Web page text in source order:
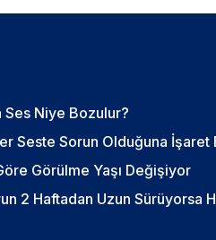
Ses Niye Bozulur?
Seste Sorun Olduğuna İşaret
Görülme Yaşı Değişiyor
2 Haftadan Uzun Sürüyorsa